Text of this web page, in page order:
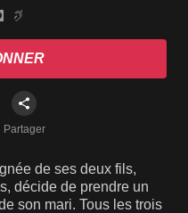
Partager
de ses deux fils,
décide de prendre un
son mari. Tous les trois